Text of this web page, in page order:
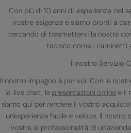
Con più di 10 anni di esperienza nel
vostre esigenze e siamo pronti a
cercando di trasmettervi la nostra
tecnico come i caminetti
Il nostro Servizio
Il nostro impegno è per voi. Con le
la live chat, le presentazioni online e il
siamo qui per rendere il vostro
un'esperienza facile e veloce. Il
vostra la professionalità di